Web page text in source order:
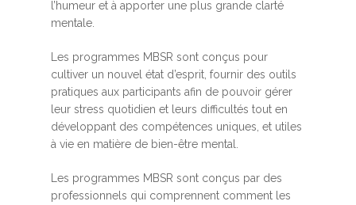
l’humeur et à apporter une plus grande clarté
mentale.
Les programmes MBSR sont conçus pour
cultiver un nouvel état d’esprit, fournir des outils
pratiques aux participants afin de pouvoir gérer
leur stress quotidien et leurs difficultés tout en
développant des compétences uniques, et utiles
à vie en matière de bien-être mental.
Les programmes MBSR sont conçus par des
professionnels qui comprennent comment les